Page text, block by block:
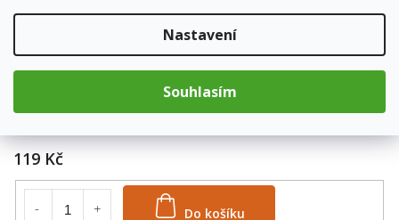
Nastavení
Souhlasím
Do košíku
5625/100
119 Kč
Do košíku